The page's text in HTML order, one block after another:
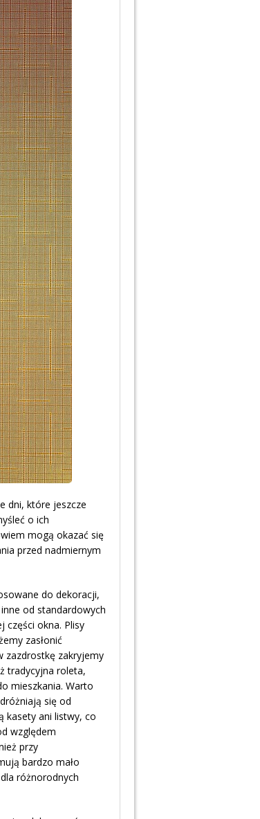
dni, które jeszcze
o ich
mogą okazać się
przed nadmiernym
do dekoracji,
od standardowych
części okna. Plisy
zasłonić
zazdrostkę zakryjemy
tradycyjna roleta,
mieszkania. Warto
się od
kasety ani listwy, co
względem
przy
bardzo mało
różnorodnych